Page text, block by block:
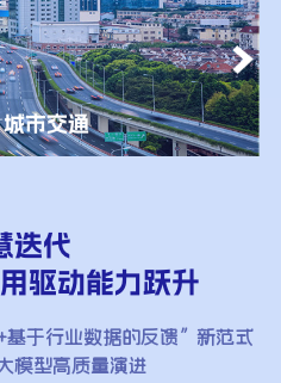
市交通
迭代
驱动能力跃升
于行业数据的反馈”新范式
模型高质量演进